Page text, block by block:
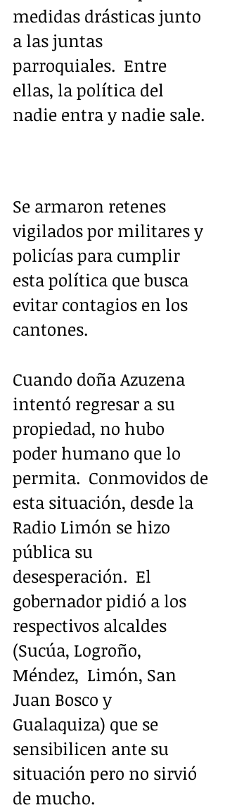
medidas drásticas junto
a las juntas
parroquiales.  Entre
ellas, la política del
nadie entra y nadie sale.
Se armaron retenes
vigilados por militares y
policías para cumplir
esta política que busca
evitar contagios en los
cantones.
Cuando doña Azuzena
intentó regresar a su
propiedad, no hubo
poder humano que lo
permita.  Conmovidos de
esta situación, desde la
Radio Limón se hizo
pública su
desesperación.  El
gobernador pidió a los
respectivos alcaldes
(Sucúa, Logroño,
Méndez,  Limón, San
Juan Bosco y
Gualaquiza) que se
sensibilicen ante su
situación pero no sirvió
de mucho.